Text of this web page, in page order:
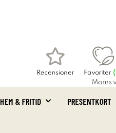
Recensioner Favoriter (
Moms
HEM & FRITID PRESENTKORT